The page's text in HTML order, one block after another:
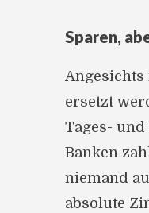
Sparen,
ersetzt
Tages-
Banken
niemand
absolute